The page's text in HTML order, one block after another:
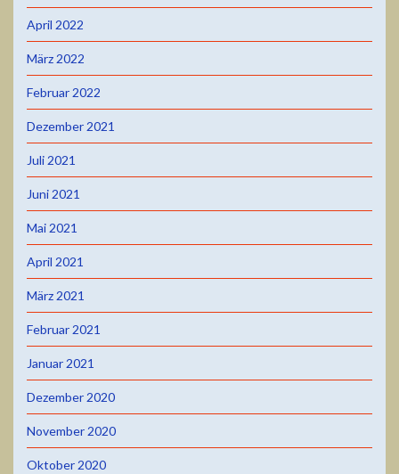
April 2022
März 2022
Februar 2022
Dezember 2021
Juli 2021
Juni 2021
Mai 2021
April 2021
März 2021
Februar 2021
Januar 2021
Dezember 2020
November 2020
Oktober 2020